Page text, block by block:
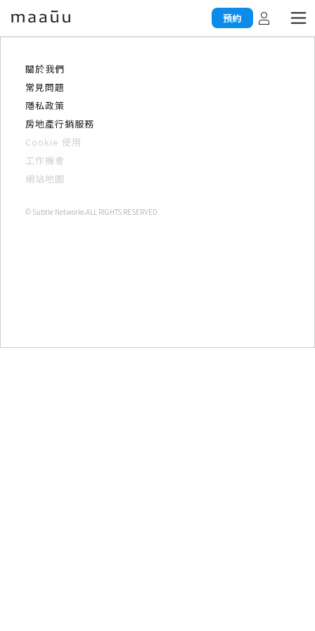
預約
關於我們
常見問題
隱私政策
房地產行銷服務
Cookie 使用
工作機會
網站地圖
© Subtle Networks ALL RIGHTS RESERVED